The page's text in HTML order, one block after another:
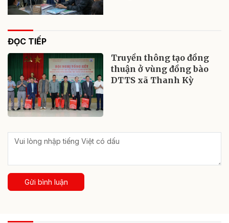
ĐỌC TIẾP
Truyền thông tạo đồng
thuận ở vùng đồng bào
DTTS xã Thanh Kỳ
Gửi bình luận